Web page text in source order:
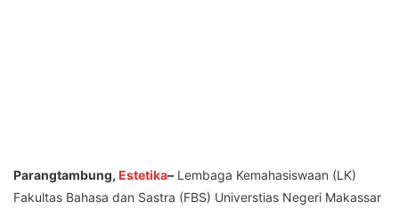
Parangtambung, Estetika– Lembaga Kemahasiswaan (LK)
Fakultas Bahasa dan Sastra (FBS) Universtias Negeri Makassar